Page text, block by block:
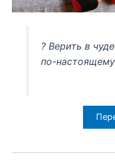
? Верить в
по-